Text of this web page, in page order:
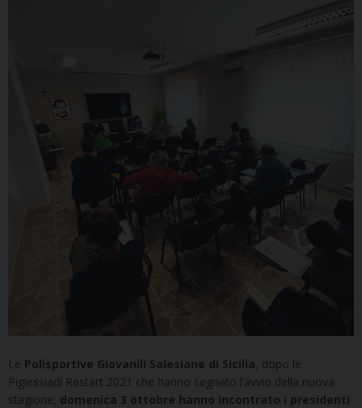
Le Polisportive Giovanili Salesiane di Sicilia, dopo le
Pigiessiadi Restart 2021 che hanno segnato l’avvio della nuova
stagione, domenica 3 ottobre hanno incontrato i presidenti